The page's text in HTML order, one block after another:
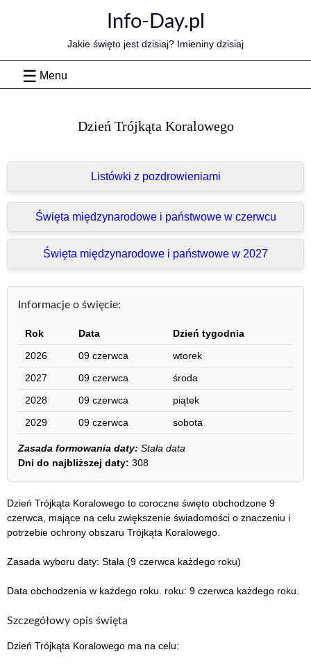
Info-Day.pl
Jakie święto jest dzisiaj? Imieniny dzisiaj
Menu
Dzień Trójkąta Koralowego
Listówki z pozdrowieniami
Święta międzynarodowe i państwowe w czerwcu
Święta międzynarodowe i państwowe w 2027
Informacje o święcie:
Rok Data
Dzień tygodnia
2026
09 czerwca
wtorek
2027
09 czerwca
środa
2028
09 czerwca
piątek
2029
09 czerwca sobota
Zasada formowania daty: Stała data
Dni do najbliższej daty: 308
Dzień Trójkąta Koralowego to coroczne święto obchodzone 9
czerwca, mające na celu zwiększenie świadomości o znaczeniu i
potrzebie ochrony obszaru Trójkąta Koralowego.
Zasada wyboru daty: Stała (9 czerwca każdego roku)
Data obchodzenia w każdego roku. roku: 9 czerwca każdego roku.
Szczegółowy opis święta
Dzień Trójkąta Koralowego ma na celu: